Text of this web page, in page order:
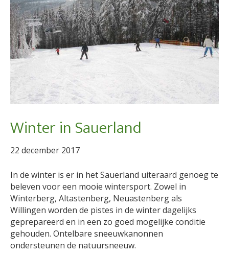
Winter in Sauerland
22 december 2017
In de winter is er in het Sauerland uiteraard genoeg te
beleven voor een mooie wintersport. Zowel in
Winterberg, Altastenberg, Neuastenberg als
Willingen worden de pistes in de winter dagelijks
geprepareerd en in een zo goed mogelijke conditie
gehouden. Ontelbare sneeuwkanonnen
ondersteunen de natuursneeuw.